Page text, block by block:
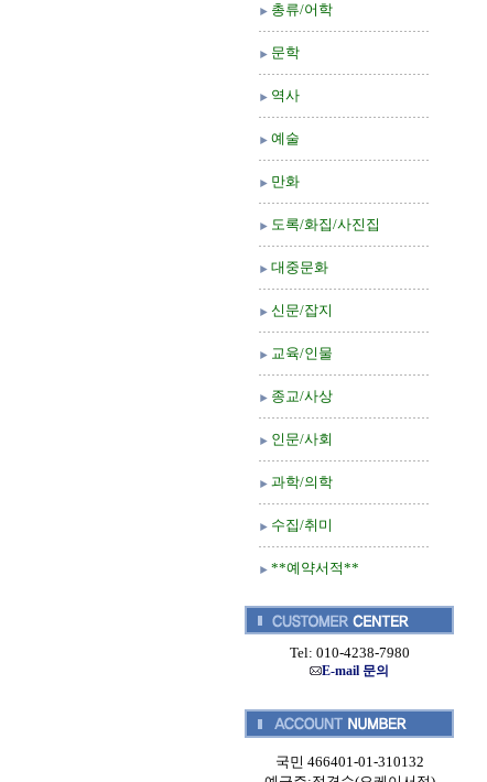
총류/어학
문학
역사
예술
만화
도록/화집/사진집
대중문화
신문/잡지
교육/인물
종교/사상
인문/사회
과학/의학
수집/취미
**예약서적**
Tel: 010-4238-7980
E-mail 문의
국민 466401-01-310132